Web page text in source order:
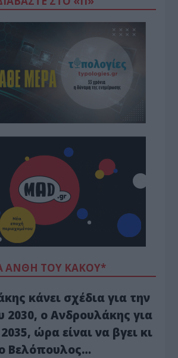
ΆΝΘΗ ΤΟΥ ΚΑΚΟΎ*
κάνει σχέδια για την
2030, ο Ανδρουλάκης για
ώρα είναι να βγει κι
Βελόπουλος…